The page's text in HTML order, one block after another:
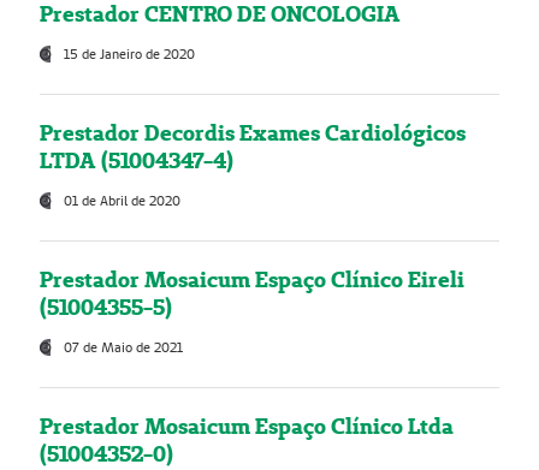
Prestador CENTRO DE ONCOLOGIA
15 de Janeiro de 2020
Prestador Decordis Exames Cardiológicos
LTDA (51004347-4)
01 de Abril de 2020
Prestador Mosaicum Espaço Clínico Eireli
(51004355-5)
07 de Maio de 2021
Prestador Mosaicum Espaço Clínico Ltda
(51004352-0)